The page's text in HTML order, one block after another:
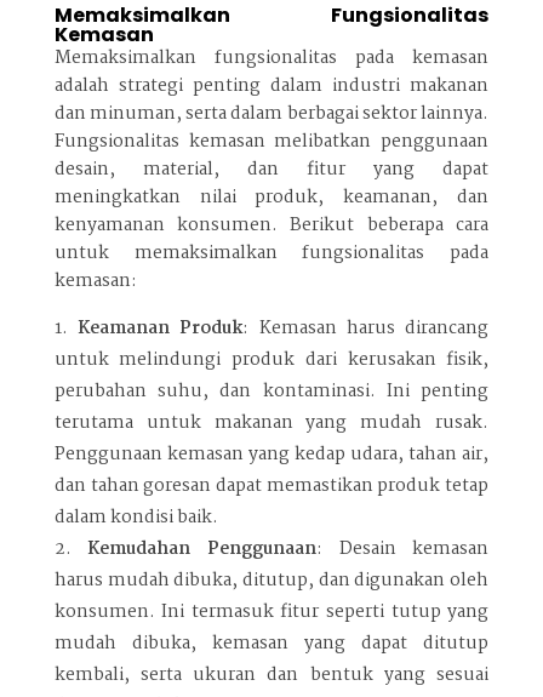
Memaksimalkan Fungsionalitas
Kemasan
Memaksimalkan fungsionalitas pada kemasan
adalah strategi penting dalam industri makanan
dan minuman, serta dalam berbagai sektor lainnya.
Fungsionalitas kemasan melibatkan penggunaan
desain, material, dan fitur yang dapat
meningkatkan nilai produk, keamanan, dan
kenyamanan konsumen. Berikut beberapa cara
untuk memaksimalkan fungsionalitas pada
kemasan:
Keamanan Produk: Kemasan harus dirancang
untuk melindungi produk dari kerusakan fisik,
perubahan suhu, dan kontaminasi. Ini penting
terutama untuk makanan yang mudah rusak.
Penggunaan kemasan yang kedap udara, tahan air,
dan tahan goresan dapat memastikan produk tetap
dalam kondisi baik.
Kemudahan Penggunaan: Desain kemasan
harus mudah dibuka, ditutup, dan digunakan oleh
konsumen. Ini termasuk fitur seperti tutup yang
mudah dibuka, kemasan yang dapat ditutup
kembali, serta ukuran dan bentuk yang sesuai